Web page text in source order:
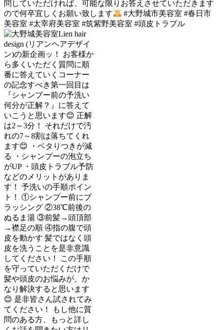
問していただければ、可能な限りお答えさせていただきます
ので何卒宜しくお願い致します
#大野城市美容室 #春日市
美容室 #太宰府美容室 #筑紫野美容室 #頭皮トラブル